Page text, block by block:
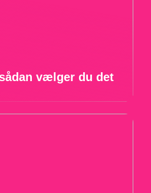
vælger du det